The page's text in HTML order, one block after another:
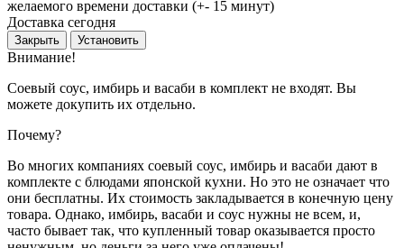
желаемого времени доставки (+- 15 минут)
Доставка сегодня
Закрыть Установить
Внимание!
Соевый соус, имбирь и васаби в комплект не входят. Вы
можете докупить их отдельно.
Почему?
Во многих компаниях соевый соус, имбирь и васаби дают в
комплекте с блюдами японской кухни. Но это не означает что
они бесплатны. Их стоимость закладывается в конечную цену
товара. Однако, имбирь, васаби и соус нужны не всем, и,
часто бывает так, что купленный товар оказывается просто